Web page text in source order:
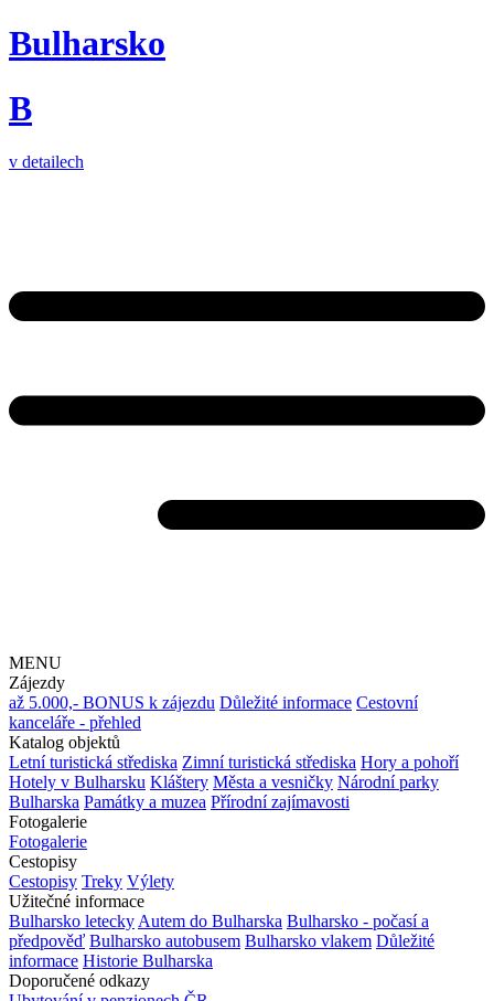
Bulharsko
B
v detailech
MENU
Zájezdy
až 5.000,- BONUS k zájezdu Důležité informace Cestovní
kanceláře - přehled
Katalog objektů
Letní turistická střediska Zimní turistická střediska Hory a pohoří
Hotely v Bulharsku Kláštery Města a vesničky Národní parky
Bulharska Památky a muzea Přírodní zajímavosti
Fotogalerie
Fotogalerie
Cestopisy
Cestopisy Treky Výlety
Užitečné informace
Bulharsko letecky Autem do Bulharska Bulharsko - počasí a
předpověď Bulharsko autobusem Bulharsko vlakem Důležité
informace Historie Bulharska
Doporučené odkazy